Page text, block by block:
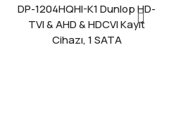
DP-1204HQHI-K1 Dunlop HD-
TVI & AHD & HDCVI Kayıt
Cihazı, 1 SATA